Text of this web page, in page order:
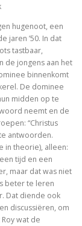
van het
life of Jesus
in Early
uit de hemel
Regine Olson
hugenoot, een
jaren ’50. In dat
tastbaar,
de jongens aan het
binnenkomt
De dominee
midden op te
neemt en de
“Christus
antwoorden.
in theorie), alleen:
tijd en een
maar dat was niet
beter te leren
Dat diende ook
discussiëren, om
wat de